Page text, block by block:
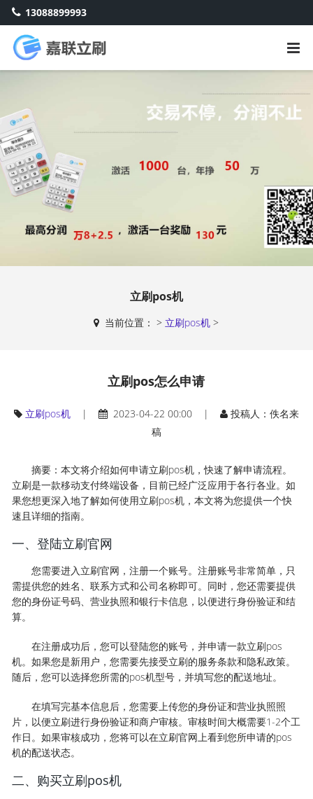
13088899993
立刷pos机
当前位置：> 立刷pos机 >
立刷pos怎么申请
立刷pos机| 2023-04-22 00:00 |
投稿人：佚名来
稿
摘要：本文将介绍如何申请立刷pos机，快速了解申请流程。
立刷是一款移动支付终端设备，目前已经广泛应用于各行各业。如
果您想更深入地了解如何使用立刷pos机，本文将为您提供一个快
速且详细的指南。
一、登陆立刷官网
您需要进入立刷官网，注册一个账号。注册账号非常简单，只
需提供您的姓名、联系方式和公司名称即可。同时，您还需要提供
您的身份证号码、营业执照和银行卡信息，以便进行身份验证和结
算。
在注册成功后，您可以登陆您的账号，并申请一款立刷pos
机。如果您是新用户，您需要先接受立刷的服务条款和隐私政策。
随后，您可以选择您所需的pos机型号，并填写您的配送地址。
在填写完基本信息后，您需要上传您的身份证和营业执照照
片，以便立刷进行身份验证和商户审核。审核时间大概需要1-2个工
作日。如果审核成功，您将可以在立刷官网上看到您所申请的pos
机的配送状态。
二、购买立刷pos机